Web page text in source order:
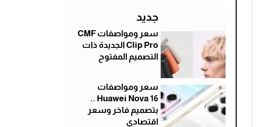
جديد
سعر ومواصفات CMF
Clip Pro الجديدة ذات
التصميم المفتوح
سعر ومواصفات
Huawei Nova 16 ..
بتصميم فاخر وسعر
اقتصادي